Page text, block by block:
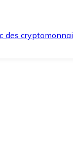
des
et en toute
vous en avez